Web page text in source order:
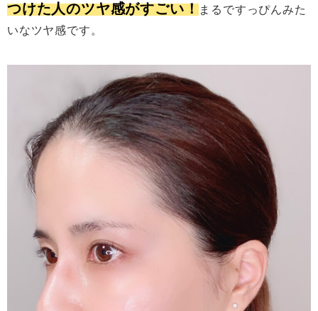
つけた人のツヤ感がすごい！まるですっぴんみた
いなツヤ感です。